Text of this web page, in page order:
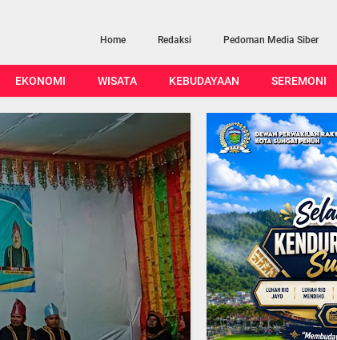
Home Redaksi Pedoman Media Siber
EKONOMI WISATA KEBUDAYAAN SEREMONI